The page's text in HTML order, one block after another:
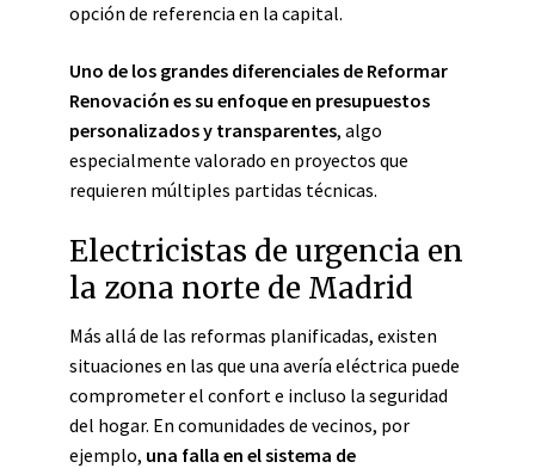
opción de referencia en la capital.
Uno de los grandes diferenciales de Reformar
Renovación es su enfoque en presupuestos
personalizados y transparentes, algo
especialmente valorado en proyectos que
requieren múltiples partidas técnicas.
Electricistas de urgencia en
la zona norte de Madrid
Más allá de las reformas planificadas, existen
situaciones en las que una avería eléctrica puede
comprometer el confort e incluso la seguridad
del hogar. En comunidades de vecinos, por
ejemplo, una falla en el sistema de